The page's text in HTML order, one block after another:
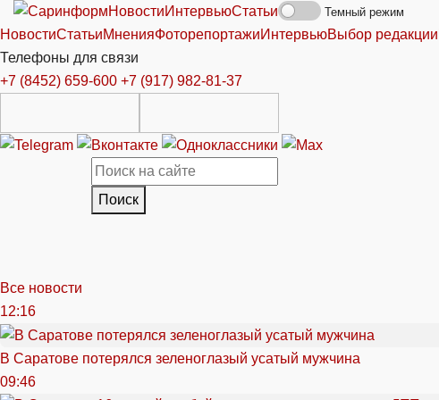
НовостиИнтервьюСтатьи Темный режим
НовостиСтатьиМненияФоторепортажиИнтервьюВыбор редакции
Телефоны для связи
+7 (8452) 659-600 +7 (917) 982-81-37
Поиск
Все новости
12:16
В Саратове потерялся зеленоглазый усатый мужчина
09:46